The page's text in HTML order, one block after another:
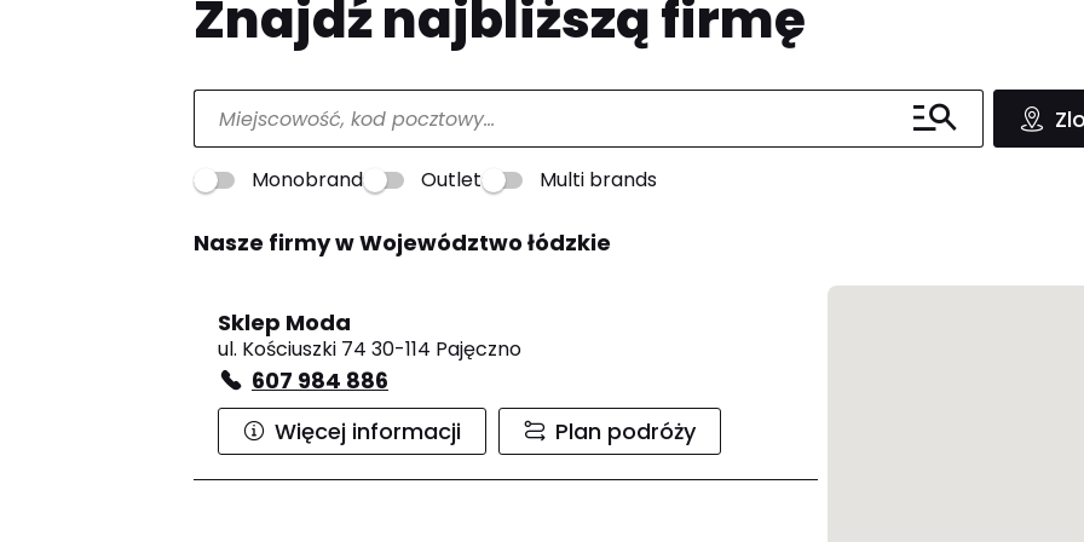
Znajdź najbliższą firmę
Monobrand Outlet Multi brands
Nasze firmy w Województwo łódzkie
Sklep Moda
ul. Kościuszki 74 30-114 Pajęczno
607 984 886
Więcej informacji
Plan podróży